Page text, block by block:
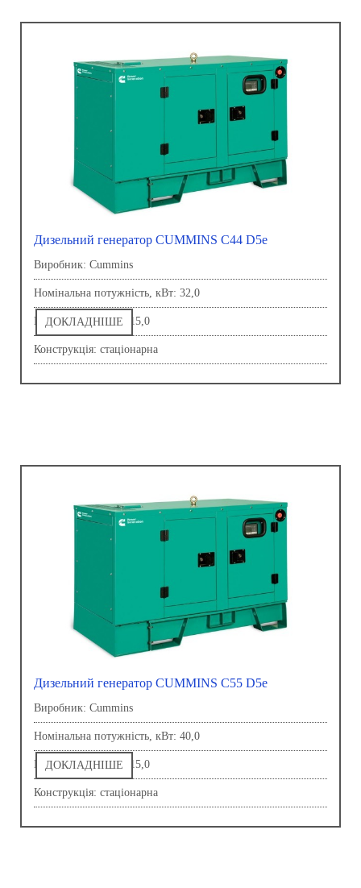
Дизельний генератор CUMMINS C44 D5e
Виробник: Сummins
Номінальна потужність, кВт: 32,0
Напруга, В: 230,0-415,0
Конструкція: стаціонарна
ДОКЛАДНІШЕ
Дизельний генератор CUMMINS C55 D5e
Виробник: Сummins
Номінальна потужність, кВт: 40,0
Напруга, В: 230,0-415,0
Конструкція: стаціонарна
ДОКЛАДНІШЕ